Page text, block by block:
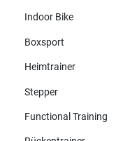
Indoor Bike
Boxsport
Heimtrainer
Stepper
Functional Training